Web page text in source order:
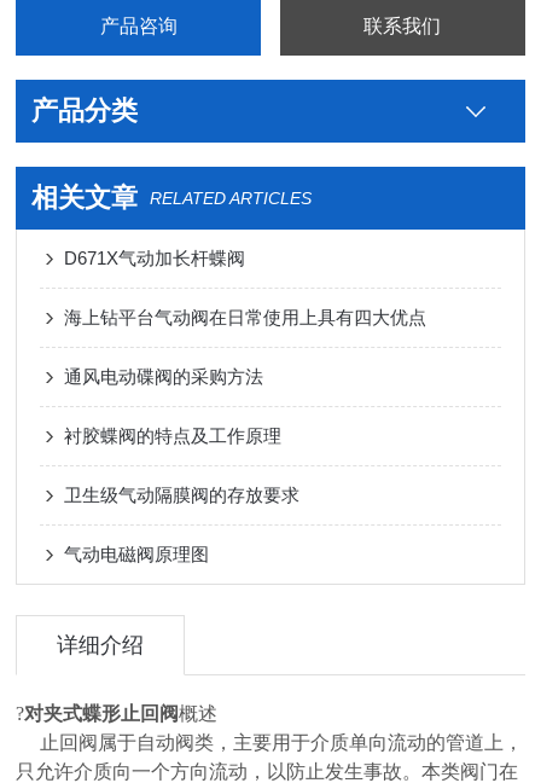
产品咨询 联系我们
产品分类
相关文章 RELATED ARTICLES
D671X气动加长杆蝶阀
海上钻平台气动阀在日常使用上具有四大优点
通风电动碟阀的采购方法
衬胶蝶阀的特点及工作原理
卫生级气动隔膜阀的存放要求
气动电磁阀原理图
详细介绍
?对夹式蝶形止回阀概述
止回阀属于自动阀类，主要用于介质单向流动的管道上，
只允许介质向一个方向流动，以防止发生事故。本类阀门在